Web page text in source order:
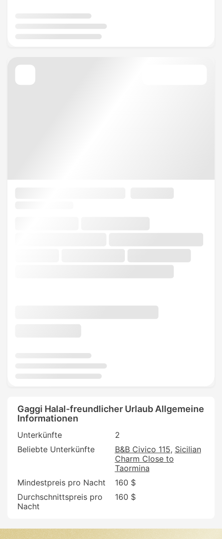
Gaggi Halal-freundlicher Urlaub Allgemeine
Informationen
Unterkünfte
2
Beliebte Unterkünfte
B&B Civico 115 Sicilian
Charm Close to
Taormina
Mindestpreis pro Nacht
160 $
Durchschnittspreis pro
Nacht
160 $